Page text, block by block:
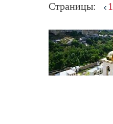
Страницы: 1